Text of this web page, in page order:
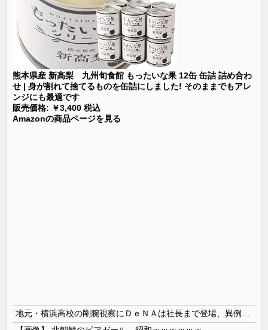
熊本県産 新高梨 九州旬食館 もったいな果 12缶 缶詰 詰め合わ
せ | 身が割れて捨てるものを缶詰にしました! そのままでもアレ
ンジにも最適です
販売価格: ￥3,400 税込
Amazonの商品ページを見る